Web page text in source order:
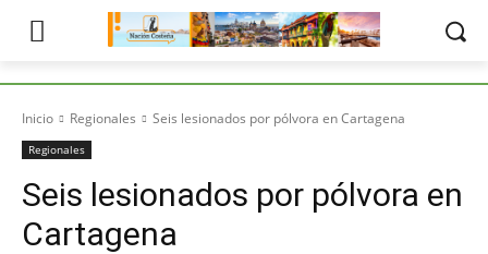
Inicio Regionales Seis lesionados por pólvora en Cartagena
Regionales
Seis lesionados por pólvora en
Cartagena